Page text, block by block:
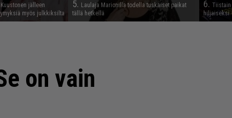
jälleen
myös julkkiksilta
5. Laulaja Marionilla todella tuskaiset paikat
tällä hetkellä
6. Tiistain
hiljaiseksi
on vain